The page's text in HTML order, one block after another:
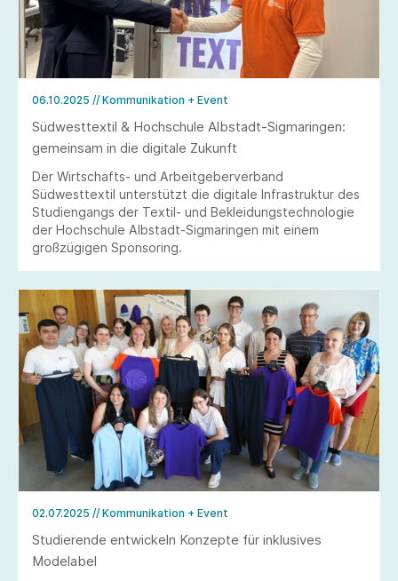
06.10.2025 // Kommunikation + Event
Südwesttextil & Hochschule Albstadt-Sigmaringen:
gemeinsam in die digitale Zukunft
Der Wirtschafts- und Arbeitgeberverband
Südwesttextil unterstützt die digitale Infrastruktur des
Studiengangs der Textil- und Bekleidungstechnologie
der Hochschule Albstadt-Sigmaringen mit einem
großzügigen Sponsoring.
02.07.2025 // Kommunikation + Event
Studierende entwickeln Konzepte für inklusives
Modelabel